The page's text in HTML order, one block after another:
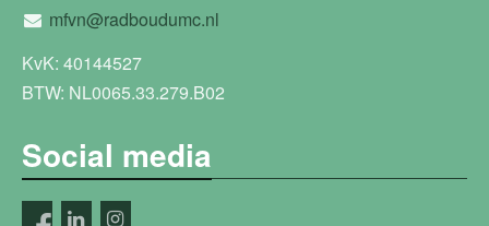
mfvn@radboudumc.nl
KvK: 40144527
BTW: NL0065.33.279.B02
Social media